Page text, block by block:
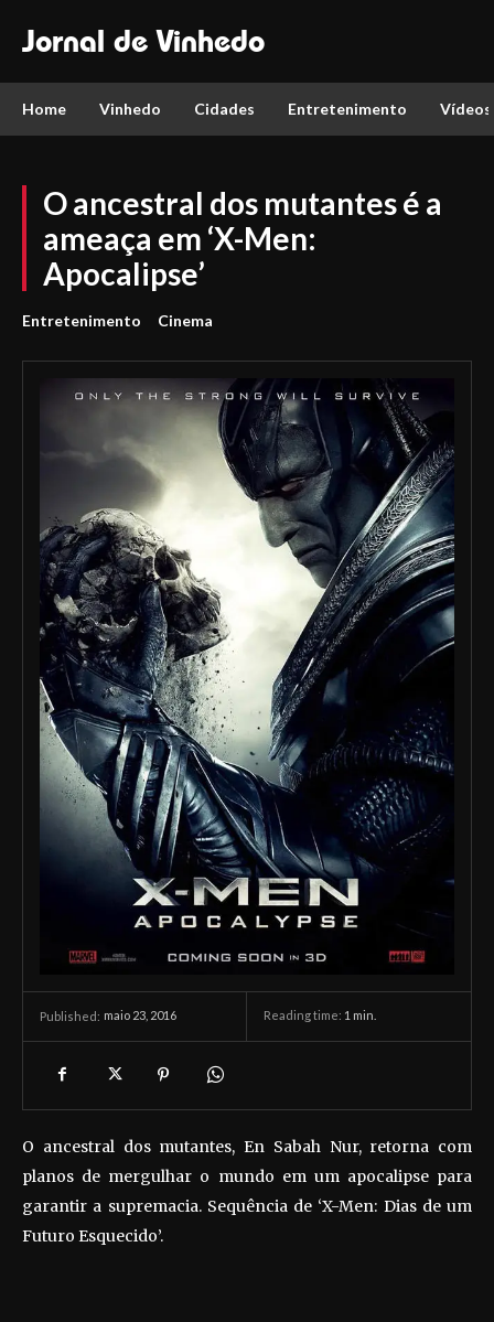
Jornal de Vinhedo
Home Vinhedo Cidades Entretenimento Vídeos
O ancestral dos mutantes é a
ameaça em ‘X-Men:
Apocalipse’
Entretenimento Cinema
Published: maio 23, 2016 Reading time: 1 min.
O ancestral dos mutantes, En Sabah Nur, retorna com
planos de mergulhar o mundo em um apocalipse para
garantir a supremacia. Sequência de ‘X-Men: Dias de um
Futuro Esquecido’.